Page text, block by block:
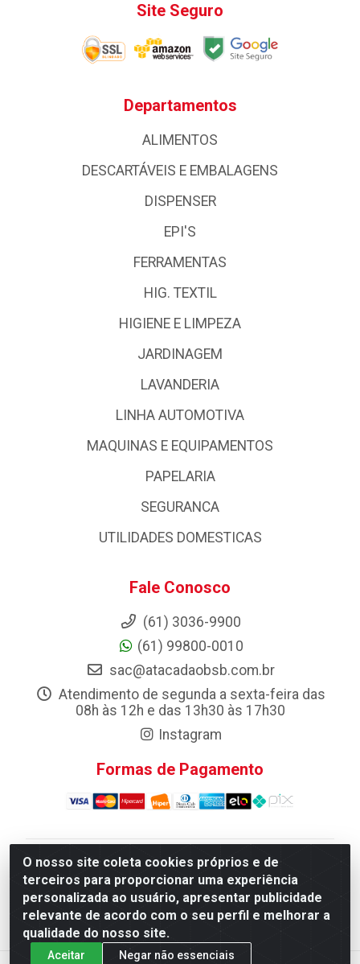
O nosso site coleta cookies próprios e de
terceiros para proporcionar uma experiência
personalizada ao usuário, apresentar publicidade
relevante de acordo com o seu perfil e melhorar a
qualidade do nosso site.
Aceitar Negar não essenciais
Site Seguro
Departamentos
ALIMENTOS
DESCARTÁVEIS E EMBALAGENS
DISPENSER
EPI'S
FERRAMENTAS
HIG. TEXTIL
HIGIENE E LIMPEZA
JARDINAGEM
LAVANDERIA
LINHA AUTOMOTIVA
MAQUINAS E EQUIPAMENTOS
PAPELARIA
SEGURANCA
UTILIDADES DOMESTICAS
Fale Conosco
(61) 3036-9900
(61) 99800-0010
sac@atacadaobsb.com.br
Atendimento de segunda a sexta-feira das
08h às 12h e das 13h30 às 17h30
Instagram
Formas de Pagamento
Atacadao da Limpeza F. Pereira Queiroz Comercio e
Distribuicao LTDA - Quadra Qi 10 Lotes 39 e, 41 - Setor
Industrial (Taguatinga), Brasília/DF - CEP 72.135-100 -
CNPJ 13.184.675/0001-80